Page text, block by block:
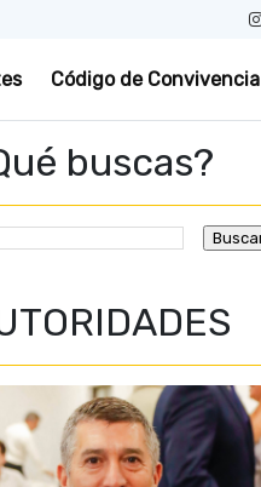
Código de Convivencia
buscas?